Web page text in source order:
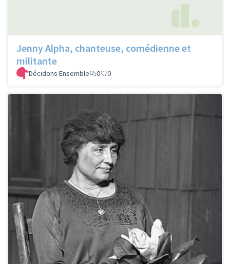
Jenny Alpha, chanteuse, comédienne et
militante
Décidons Ensemble 0 0